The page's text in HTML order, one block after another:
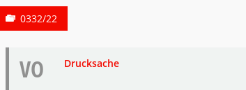
0332/22
VO Drucksache